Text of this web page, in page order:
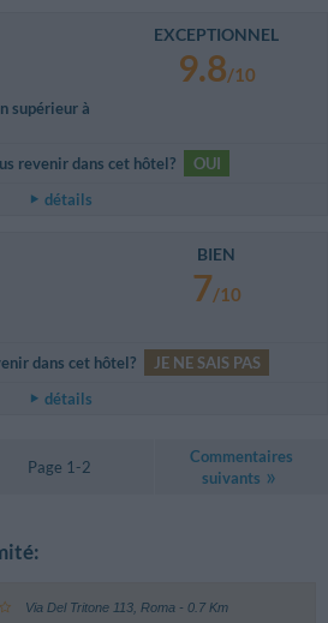
supérieur à
EXCEPTIONNEL
9.8/10
revenir dans cet hôtel?
OUI
détails
BIEN
7/10
dans cet hôtel?
JE NE SAIS PAS
détails
Page 1-2
Commentaires
suivants
Via Del Tritone 113, Roma- 0.7 Km